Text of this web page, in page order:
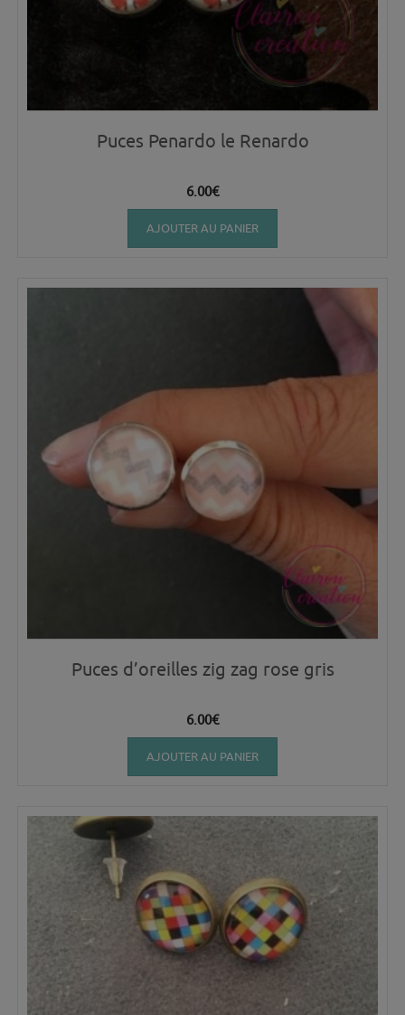
Puces Penardo le Renardo
6.00€
AJOUTER AU PANIER
Puces d’oreilles zig zag rose gris
6.00€
AJOUTER AU PANIER